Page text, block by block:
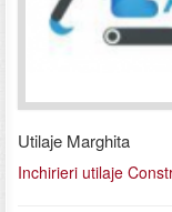
Utilaje Marghita
Inchirieri utilaje